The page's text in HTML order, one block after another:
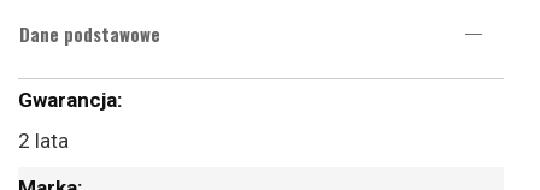
Dane podstawowe
Więcej
2 lata